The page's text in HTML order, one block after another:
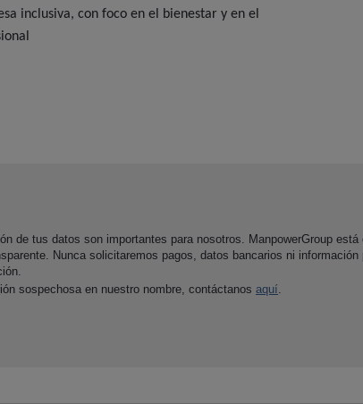
inclusiva, con foco en el bienestar y en el
de tus datos son importantes para nosotros. ManpowerGroup
Nunca solicitaremos pagos, datos bancarios ni
sospechosa en nuestro nombre, contáctanos aquí.